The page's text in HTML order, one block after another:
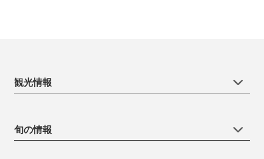
観光情報
旬の情報